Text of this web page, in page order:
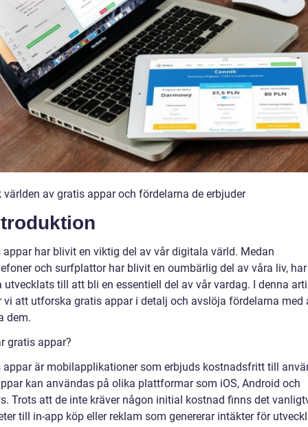
världen av gratis appar och fördelarna de erbjuder
appar har blivit en viktig del av vår digitala värld. Medan
och surfplattor har blivit en oumbärlig del av våra liv,
utvecklats till att bli en essentiell del av vår vardag. I denna
vi att utforska gratis appar i detalj och avslöja fördelarna med
dem.
gratis appar?
appar är mobilapplikationer som erbjuds kostnadsfritt till
kan användas på olika plattformar som iOS, Android och
Trots att de inte kräver någon initial kostnad finns det
till in-app köp eller reklam som genererar intäkter för